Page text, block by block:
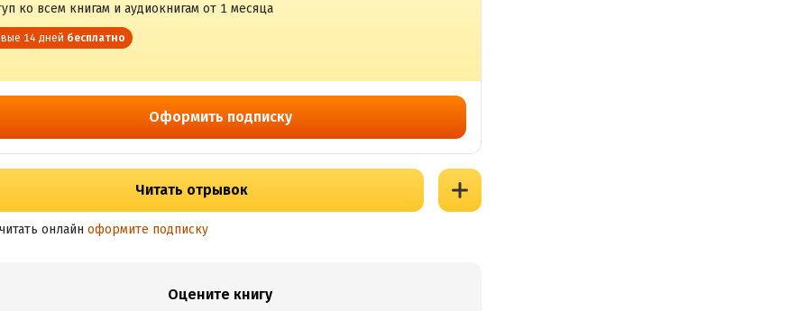
ко всем книгам и аудиокнигам от 1 месяца
14 дней бесплатно
Оформить подписку
Читать отрывок
онлайн оформите подписку
Оцените книгу